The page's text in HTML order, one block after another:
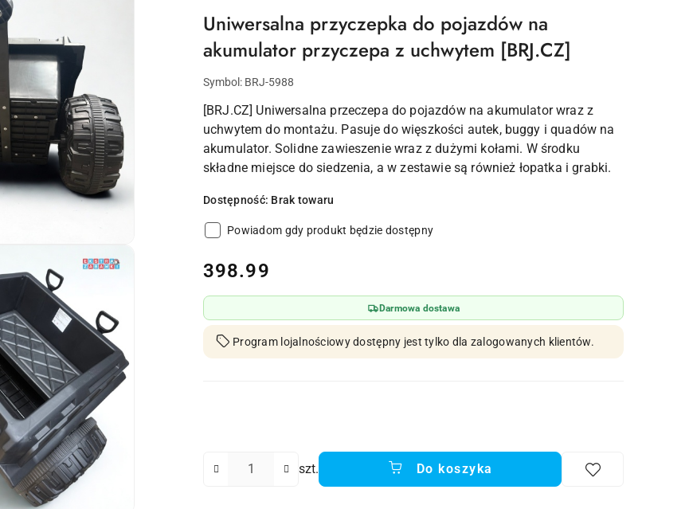
Uniwersalna przyczepka do pojazdów na
akumulator przyczepa z uchwytem [BRJ.CZ]
Symbol: BRJ-5988
[BRJ.CZ] Uniwersalna przeczepa do pojazdów na akumulator wraz z
uchwytem do montażu. Pasuje do więszkości autek, buggy i quadów na
akumulator. Solidne zawieszenie wraz z dużymi kołami. W środku
składne miejsce do siedzenia, a w zestawie są również łopatka i grabki.
Dostępność: Brak towaru
Powiadom gdy produkt będzie dostępny
cena:
398.99
Darmowa dostawa
Program lojalnościowy dostępny jest tylko dla zalogowanych klientów.
szt. Do koszyka